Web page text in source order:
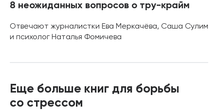
8 неожиданных вопросов о тру-крайм
Отвечают журналистки Ева Меркачёва, Саша Сулим
и психолог Наталья Фомичева
Еще больше книг для борьбы
со стрессом